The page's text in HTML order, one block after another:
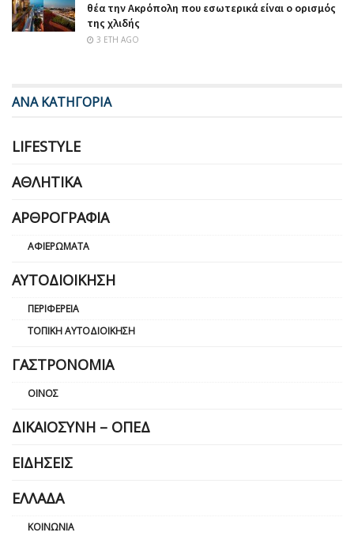
θέα την Ακρόπολη που εσωτερικά είναι ο ορισμός
της χλιδής
3 ΈΤΗ AGO
ΑΝΑ ΚΑΤΗΓΟΡΙΑ
LIFESTYLE
ΑΘΛΗΤΙΚΆ
ΑΡΘΡΟΓΡΑΦΊΑ
ΑΦΙΕΡΏΜΑΤΑ
ΑΥΤΟΔΙΟΊΚΗΣΗ
ΠΕΡΙΦΈΡΕΙΑ
ΤΟΠΙΚΉ ΑΥΤΟΔΙΟΊΚΗΣΗ
ΓΑΣΤΡΟΝΟΜΊΑ
ΟΊΝΟΣ
ΔΙΚΑΙΟΣΎΝΗ – ΟΠΕΔ
ΕΙΔΉΣΕΙΣ
ΕΛΛΆΔΑ
ΚΟΙΝΩΝΊΑ